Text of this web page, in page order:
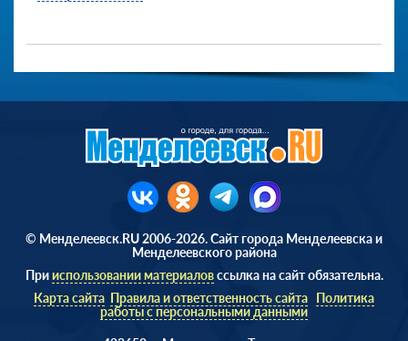
© Менделеевск.RU 2006-2026. Сайт города Менделеевска и
Менделеевского района
Прииспользовании материаловссылка на сайт обязательна.
Карта сайта Правила и ответственность сайта Политика
работы с персональными данными